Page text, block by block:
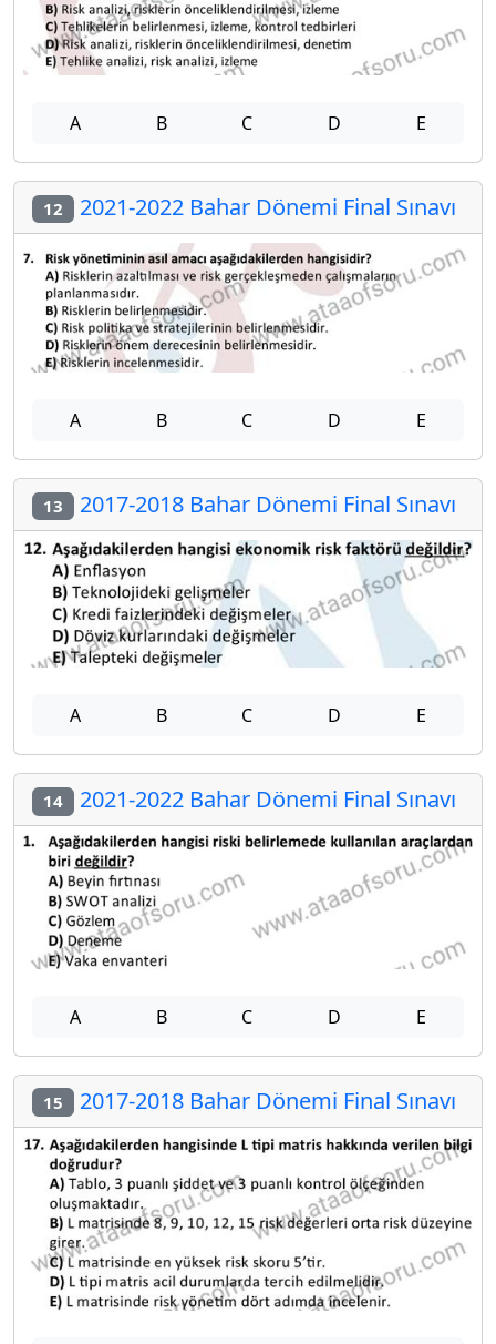
A B C D E
12 2021-2022 Bahar Dönemi Final Sınavı
A B C D E
13 2017-2018 Bahar Dönemi Final Sınavı
A B C D E
14 2021-2022 Bahar Dönemi Final Sınavı
A B C D E
15 2017-2018 Bahar Dönemi Final Sınavı